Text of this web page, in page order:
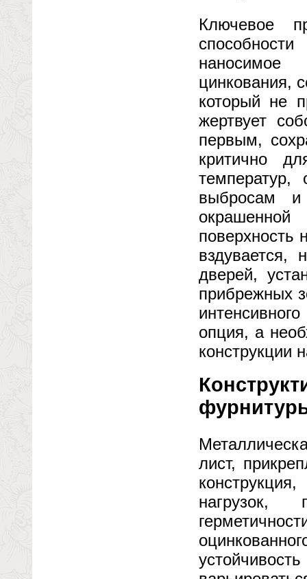
Ключевое
наносимое
цинкования,
который не
жертвует
первым,
критично
выбросам и
поверхность
дверей,
прибрежных
опция, а
конструкции
лист,
нагрузок,